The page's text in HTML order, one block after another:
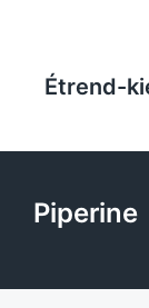
Étrend-
Piperine